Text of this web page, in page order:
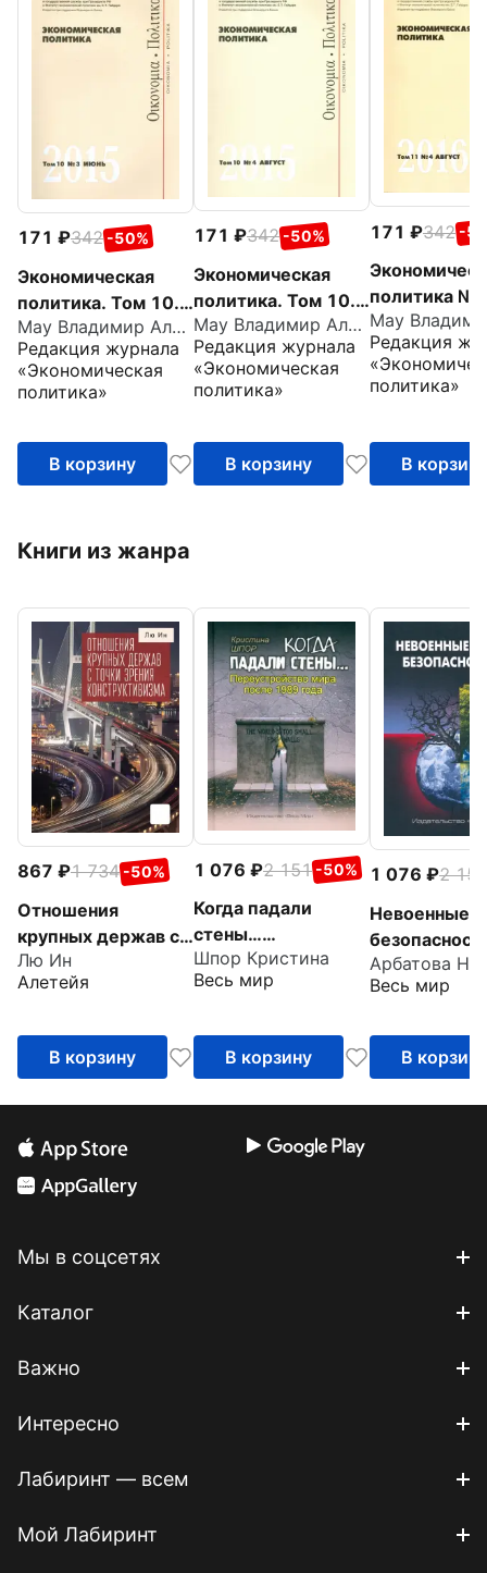
171 342 -50%
Экономическая
политика. Том 10.
№3 июнь 2015
Мау Владимир Александрович
Редакция журнала
«Экономическая
политика»
В корзину
171 342 -50%
Экономическая
политика. Том 10.
№4 август 2015 Мау Владимир Александрович
Редакция журнала
«Экономическая
политика»
В корзину
171 342 -
политика
Редакция
политика»
В корзину
Книги из жанра
867 1 734 -50%
Отношения
крупных держав с
точки зрения
конструктивизма
Лю Ин
Алетейя
В корзину
1 076 2 151 -50%
Когда падали
стены…
Переустройство
мира после 1989
Шпор Кристина
Весь мир
В корзину
1 076
2 151
Невоенные
Весь мир
В корзину
Мы в соцсетях
Каталог
Важно
Интересно
Лабиринт — всем
Мой Лабиринт